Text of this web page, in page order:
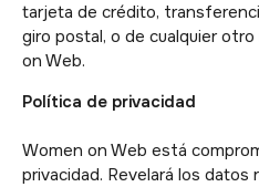
tarjeta de crédito,
giro postal, o de cualquier
on Web.
Política de privacidad
Women on Web está
privacidad. Revelará los datos